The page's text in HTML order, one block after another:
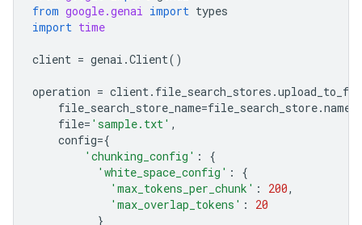
from google.genai import types
import time
client = genai .Client()
operation = client. file_search_stores .
file_search_store_name=file_search_store.name
file= 'sample.txt' ,
config={
'chunking_config' :
{
'white_space_config' :
{
'max_tokens_per_chunk' : 200,
'max_overlap_tokens' :
20
}